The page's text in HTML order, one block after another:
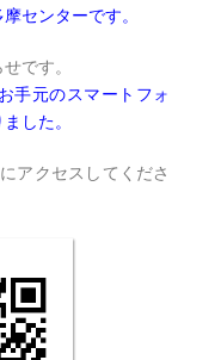
センターです。
です。
手元のスマートフォ
した。
アクセスしてくださ